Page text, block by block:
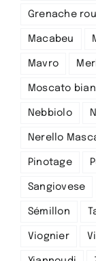
Grenache
Macabeu
Mavro
Moscato
Nebbiolo
Nerello
Pinotage
Sangiovese
Sémillon
Viognier